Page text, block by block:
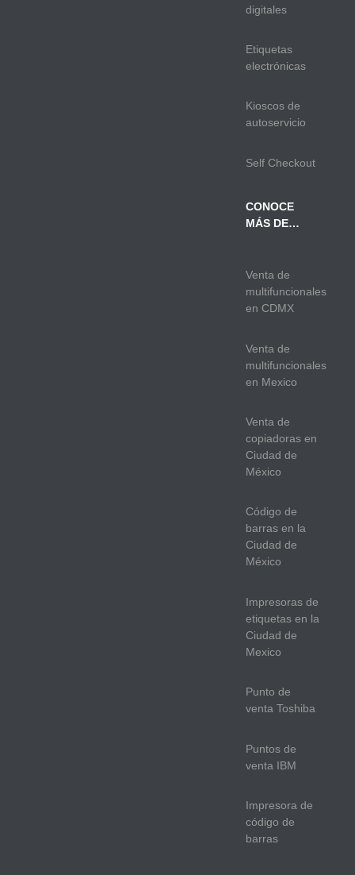
digitales
Etiquetas
electrónicas
Kioscos de
autoservicio
Self Checkout
CONOCE
MÁS DE…
Venta de
multifuncionales
en CDMX
Venta de
multifuncionales
en Mexico
Venta de
copiadoras en
Ciudad de
México
Código de
barras en la
Ciudad de
México
Impresoras de
etiquetas en la
Ciudad de
Mexico
Punto de
venta Toshiba
Puntos de
venta IBM
Impresora de
código de
barras